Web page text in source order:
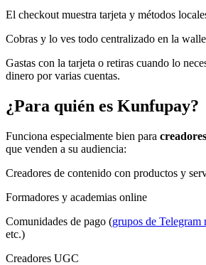
El checkout muestra tarjeta y métodos
Cobras y lo ves todo centralizado en la
Gastas con la tarjeta o retiras cuando lo
dinero por varias cuentas.
¿Para quién es Kunfupay?
Funciona especialmente bien para
que venden a su audiencia:
Creadores de contenido con productos y
Formadores y academias online
Comunidades de pago (grupos de Telegram
etc.)
Creadores UGC